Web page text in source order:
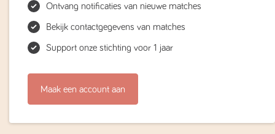
Ontvang notificaties van nieuwe matches
Bekijk contactgegevens van matches
Support onze stichting voor 1 jaar
Maak een account aan